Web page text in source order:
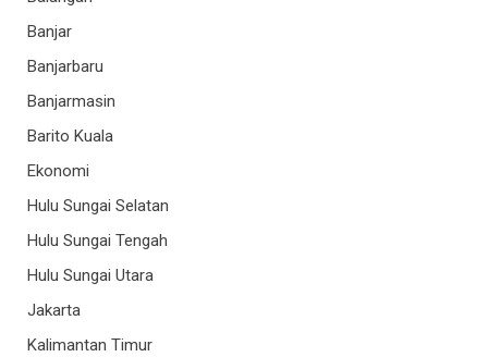
Banjar
Banjarbaru
Banjarmasin
Barito Kuala
Ekonomi
Hulu Sungai Selatan
Hulu Sungai Tengah
Hulu Sungai Utara
Jakarta
Kalimantan Timur